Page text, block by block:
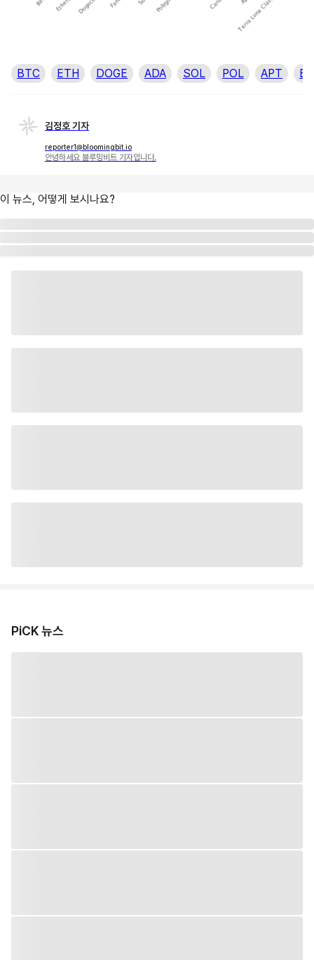
BTC ETH DOGE ADA SOL POL APT
김정호 기자
reporter1@bloomingbit.io
안녕하세요 블루밍비트 기자입니다.
이 뉴스, 어떻게 보시나요?
PiCK 뉴스